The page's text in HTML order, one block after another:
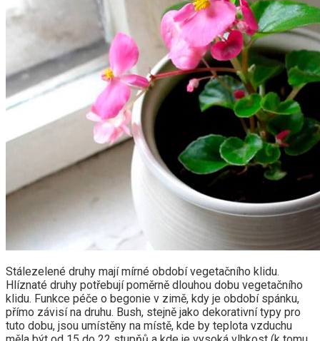
Stálezelené druhy mají mírné období vegetačního klidu.
Hlíznaté druhy potřebují poměrně dlouhou dobu vegetačního
klidu. Funkce péče o begonie v zimě, kdy je období spánku,
přímo závisí na druhu. Bush, stejně jako dekorativní typy pro
tuto dobu, jsou umístěny na místě, kde by teplota vzduchu